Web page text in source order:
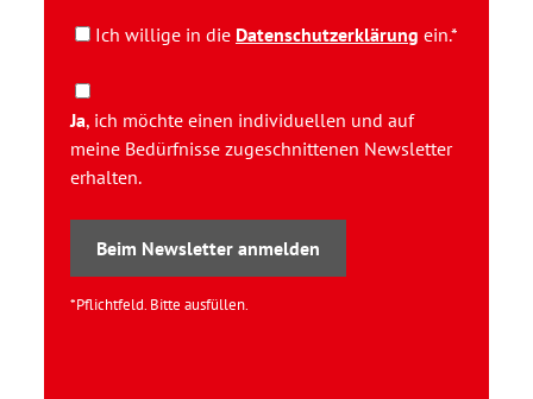
Ich willige in die Datenschutzerklärung ein.*
Ja, ich möchte einen individuellen und auf
meine Bedürfnisse zugeschnittenen Newsletter
erhalten.
Beim Newsletter anmelden
*Pflichtfeld. Bitte ausfüllen.